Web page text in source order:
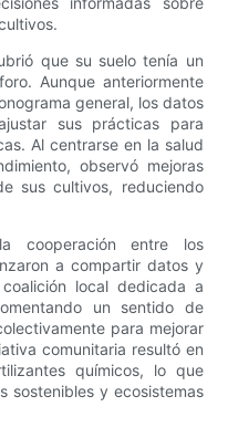
que su suelo tenía un
Aunque anteriormente
general, los datos
sus prácticas para
Al centrarse en la salud
observó mejoras
sus cultivos, reduciendo
cooperación entre los
a compartir datos y
local dedicada a
un sentido de
para mejorar
comunitaria resultó en
químicos, lo que
sostenibles y ecosistemas